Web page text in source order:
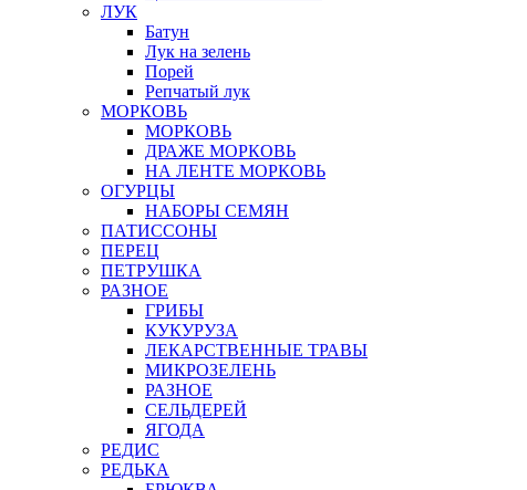
ЛУК
Батун
Лук на зелень
Порей
Репчатый лук
МОРКОВЬ
МОРКОВЬ
ДРАЖЕ МОРКОВЬ
НА ЛЕНТЕ МОРКОВЬ
ОГУРЦЫ
НАБОРЫ СЕМЯН
ПАТИССОНЫ
ПЕРЕЦ
ПЕТРУШКА
РАЗНОЕ
ГРИБЫ
КУКУРУЗА
ЛЕКАРСТВЕННЫЕ ТРАВЫ
МИКРОЗЕЛЕНЬ
РАЗНОЕ
СЕЛЬДЕРЕЙ
ЯГОДА
РЕДИС
РЕДЬКА